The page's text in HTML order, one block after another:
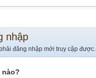
nhập
đăng nhập mới truy cập được.
nào?